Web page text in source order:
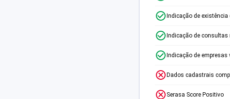
Indicação de existência
Indicação de consultas
Indicação de empresas
Dados cadastrais
Serasa Score Positivo